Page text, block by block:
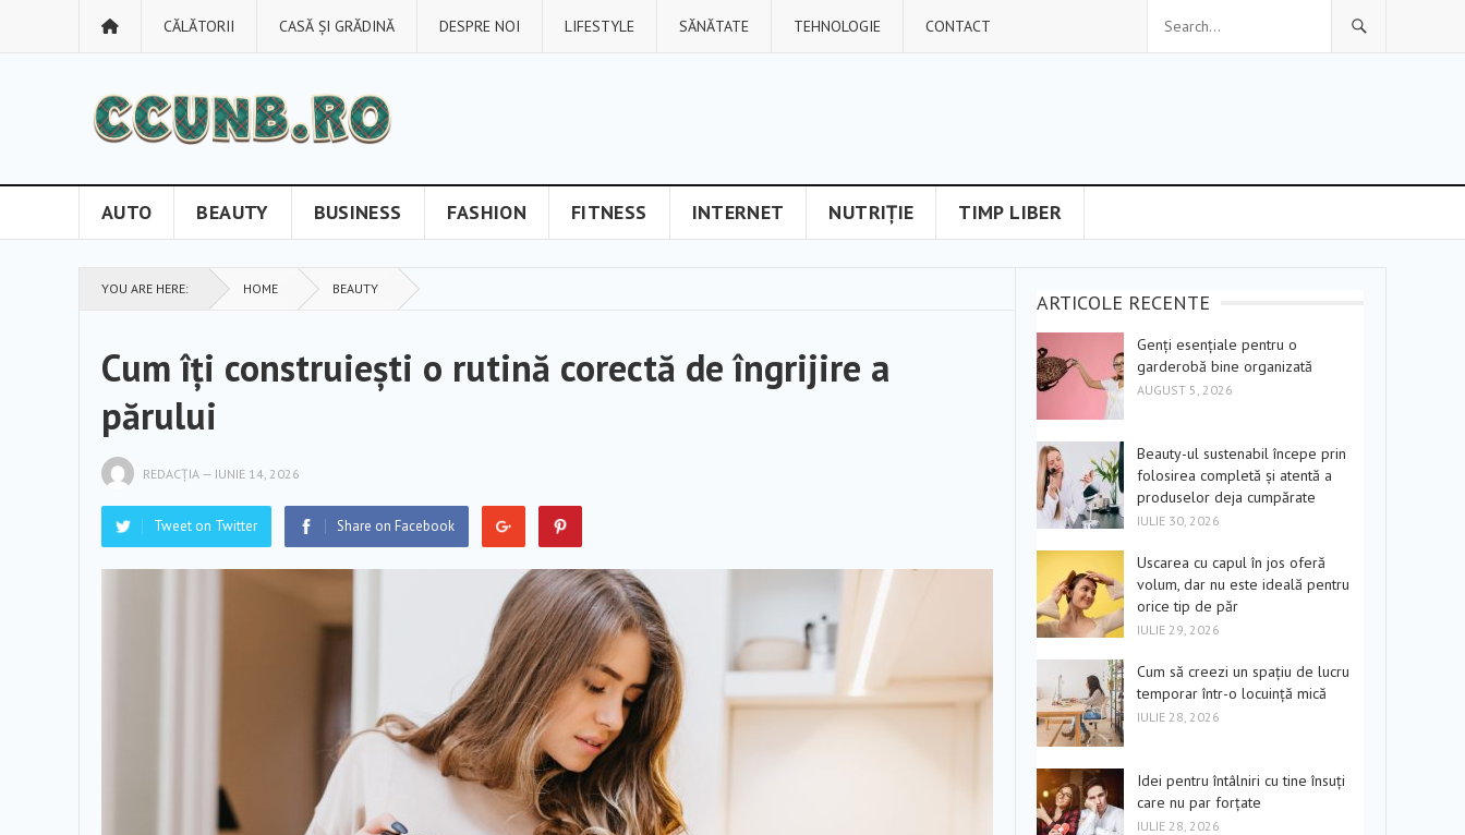
CĂLĂTORII CASĂ ȘI GRĂDINĂ DESPRE NOI LIFESTYLE SĂNĂTATE TEHNOLOGIE CONTACT
AUTO BEAUTY BUSINESS FASHION FITNESS INTERNET NUTRIȚIE TIMP LIBER
YOU ARE HERE: HOME BEAUTY
Cum îți construiești o rutină corectă de îngrijire a
părului
REDACȚIA — IUNIE 14, 2026
Tweet on Twitter Share on Facebook
ARTICOLE RECENTE
Genți esențiale pentru o
garderobă bine organizată
AUGUST 5, 2026
Beauty-ul sustenabil începe prin
folosirea completă și atentă a
produselor deja cumpărate
IULIE 30, 2026
Uscarea cu capul în jos oferă
volum, dar nu este ideală pentru
orice tip de păr
IULIE 29, 2026
Cum să creezi un spațiu de lucru
temporar într-o locuință mică
IULIE 28, 2026
Idei pentru întâlniri cu tine însuți
care nu par forțate
IULIE 28, 2026